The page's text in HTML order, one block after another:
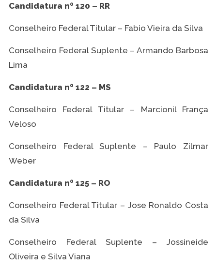
Candidatura nº 120 – RR
Conselheiro Federal Titular – Fabio Vieira da Silva
Conselheiro Federal Suplente – Armando Barbosa
Lima
Candidatura nº 122 – MS
Conselheiro Federal Titular – Marcionil França
Veloso
Conselheiro Federal Suplente – Paulo Zilmar
Weber
Candidatura nº 125 – RO
Conselheiro Federal Titular – Jose Ronaldo Costa
da Silva
Conselheiro Federal Suplente – Jossineide
Oliveira e Silva Viana